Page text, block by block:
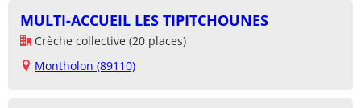
MULTI-ACCUEIL LES TIPITCHOUNES
Crèche collective (20 places)
Montholon (89110)